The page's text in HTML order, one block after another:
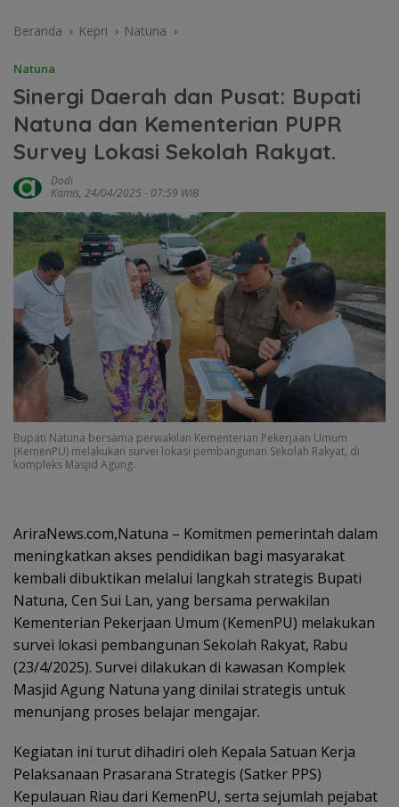
Beranda Kepri Natuna
Natuna
Sinergi Daerah dan Pusat: Bupati
Natuna dan Kementerian PUPR
Survey Lokasi Sekolah Rakyat.
Dodi
Kamis, 24/04/2025 - 07:59 WIB
Bupati Natuna bersama perwakilan Kementerian Pekerjaan Umum
(KemenPU) melakukan survei lokasi pembangunan Sekolah Rakyat, di
kompleks Masjid Agung.
AriraNews.com,Natuna – Komitmen pemerintah dalam
meningkatkan akses pendidikan bagi masyarakat
kembali dibuktikan melalui langkah strategis Bupati
Natuna, Cen Sui Lan, yang bersama perwakilan
Kementerian Pekerjaan Umum (KemenPU) melakukan
survei lokasi pembangunan Sekolah Rakyat, Rabu
(23/4/2025). Survei dilakukan di kawasan Komplek
Masjid Agung Natuna yang dinilai strategis untuk
menunjang proses belajar mengajar.
Kegiatan ini turut dihadiri oleh Kepala Satuan Kerja
Pelaksanaan Prasarana Strategis (Satker PPS)
Kepulauan Riau dari KemenPU, serta sejumlah pejabat